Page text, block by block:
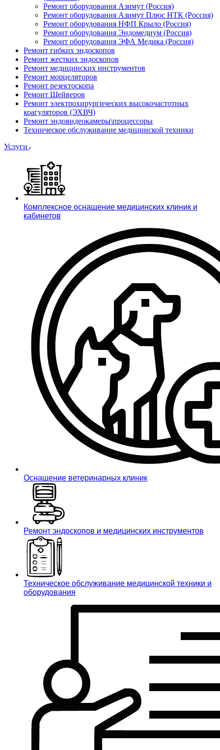
Ремонт оборудования Азимут (Россия)
Ремонт оборудования Азимут Плюс НТК (Россия)
Ремонт оборудования НФП Крыло (Россия)
Ремонт оборудования Эндомедиум (Россия)
Ремонт оборудования ЭФА Медика (Россия)
Ремонт гибких эндоскопов
Ремонт жестких эндоскопов
Ремонт медицинских инструментов
Ремонт морцеляторов
Ремонт резектоскопа
Ремонт Шейверов
Ремонт электрохирургических высокочастотных
коагуляторов (ЭХВЧ)
Ремонт эндовидеокамеры\процессоры
Техническое обслуживание медицинской техники
Услуги
Комплексное оснащение медицинских клиник и
кабинетов
Оснащение ветеринарных клиник
Ремонт эндоскопов и медицинских инструментов
Техническое обслуживание медицинской техники и
оборудования